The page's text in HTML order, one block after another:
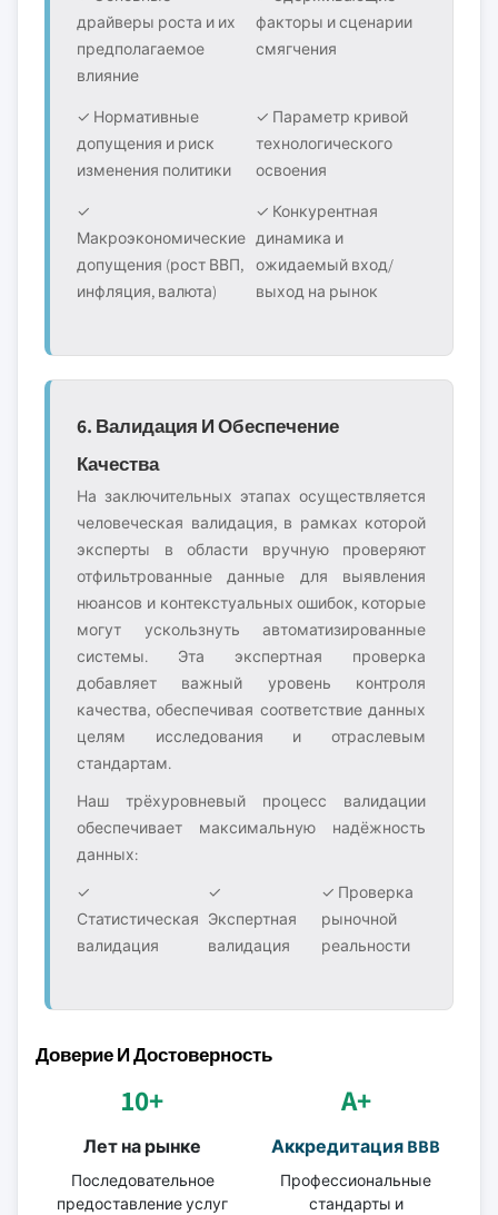
драйверы роста и их
предполагаемое
влияние
факторы и сценарии
смягчения
✓ Нормативные
допущения и риск
изменения политики
✓ Параметр кривой
технологического
освоения
✓
Макроэкономические
допущения (рост ВВП,
инфляция, валюта)
✓ Конкурентная
динамика и
ожидаемый вход/
выход на рынок
6. Валидация И Обеспечение
Качества
На заключительных этапах осуществляется
человеческая валидация, в рамках которой
эксперты в области вручную проверяют
отфильтрованные данные для выявления
нюансов и контекстуальных ошибок, которые
могут ускользнуть автоматизированные
системы. Эта экспертная проверка
добавляет важный уровень контроля
качества, обеспечивая соответствие данных
целям исследования и отраслевым
стандартам.
Наш трёхуровневый процесс валидации
обеспечивает максимальную надёжность
данных:
✓
Статистическая
валидация
✓
Экспертная
валидация
✓ Проверка
рыночной
реальности
Доверие И Достоверность
10+
Лет на рынке
Последовательное
предоставление услуг
A+
Аккредитация BBB
Профессиональные
стандарты и